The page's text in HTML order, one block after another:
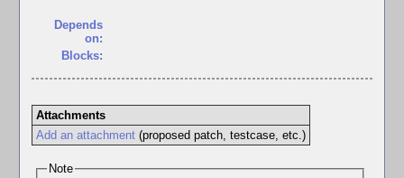
Depends
on:
Blocks:
Attachments
Add an attachment(proposed patch, testcase, etc.)
Note